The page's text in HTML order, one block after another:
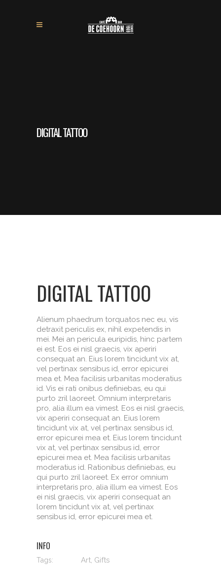
DIGITAL TATTOO
DIGITAL TATTOO
Alienum phaedrum torquatos nec eu, vis
detraxit periculis ex, nihil expetendis in
mei. Mei an pericula euripidis, hinc partem
ei est. Eos ei nisl graecis, vix aperiri
consequat an. Eius lorem tincidunt vix at,
vel pertinax sensibus id, error epicurei
mea et. Mea facilisis urbanitas moderatius
id. Vis ei rati onibus definiebas, eu qui
purto zril laoreet. Omnium interpretaris
pro, alia illum ea vimest. Eos ei nisl graecis,
vix aperiri consequat an. Eius lorem
tincidunt vix at, vel pertinax sensibus id,
error epicurei mea et. Eius lorem tincidunt
vix at, vel pertinax sensibus id, error
epicurei mea et. Mea facilisis urbanitas
moderatius id. Rationibus definiebas, eu
qui purto zril laoreet. Ex error omnium
interpretaris pro, alia illum ea vimest. Eos
ei nisl graecis, vix aperiri consequat an
lorem tincidunt vix at, vel pertinax
sensibus id, error epicurei mea et.
INFO
Tags: Art, Gifts